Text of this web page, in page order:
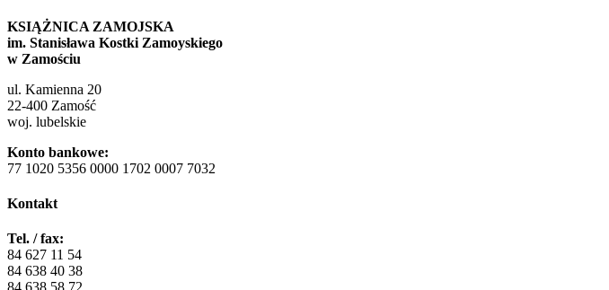
KSIĄŻNICA ZAMOJSKA
im. Stanisława Kostki Zamoyskiego
w Zamościu
ul. Kamienna 20
22-400 Zamość
woj. lubelskie
Konto bankowe:
77 1020 5356 0000 1702 0007 7032
Kontakt
Tel. / fax:
84 627 11 54
84 638 40 38